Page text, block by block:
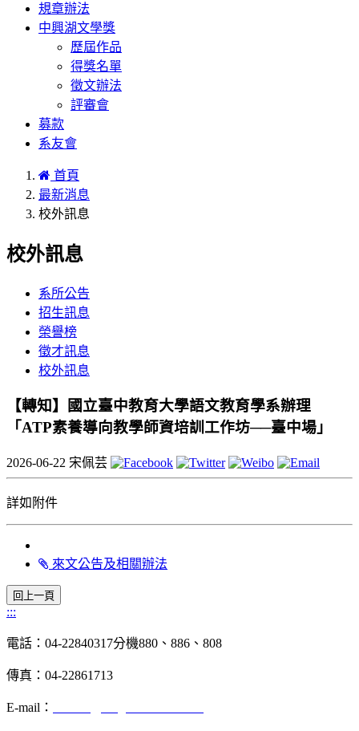
規章辦法
中興湖文學獎
歷屆作品
得獎名單
徵文辦法
評審會
募款
系友會
首頁
最新消息
校外訊息
校外訊息
系所公告
招生訊息
榮譽榜
徵才訊息
校外訊息
【轉知】國立臺中教育大學語文教育學系辦理
「ATP素養導向教學師資培訓工作坊──臺中場」
2026-06-22 宋佩芸
詳如附件
來文公告及相關辦法
:::
電話：04-22840317分機880、886、808
傳真：04-22861713
E-mail：